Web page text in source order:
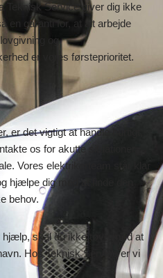
Teknisk Service giver dig ikke
en garanti for, at alt arbejde
og
er vores førsteprioritet.
er det vigtigt at handle hurtigt.
os for akutte situationer
Vores elektrikerteam står klar
hjælpe dig med at finde den
behov.
hjælp, skal du ikke tøve med at
Hos Teknisk Service er vi